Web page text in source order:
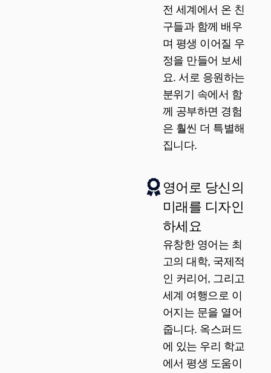
전 세계에서 온 친
구들과 함께 배우
며 평생 이어질 우
정을 만들어 보세
요. 서로 응원하는
분위기 속에서 함
께 공부하면 경험
은 훨씬 더 특별해
집니다.
영어로 당신의
미래를 디자인
하세요
유창한 영어는 최
고의 대학, 국제적
인 커리어, 그리고
세계 여행으로 이
어지는 문을 열어
줍니다. 옥스퍼드
에 있는 우리 학교
에서 평생 도움이